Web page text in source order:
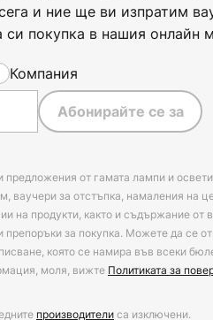
и ние ще ви изпратим
покупка в нашия онлайн
Компания
Абонирайте се за
от гамата лампи и
ваучери за отстъпка, намаления на
на продукти, както и съдържание от
препоръки за покупка. Можете да се
която се намира във всеки
моля, вижте Политиката за
производителиса изключени.